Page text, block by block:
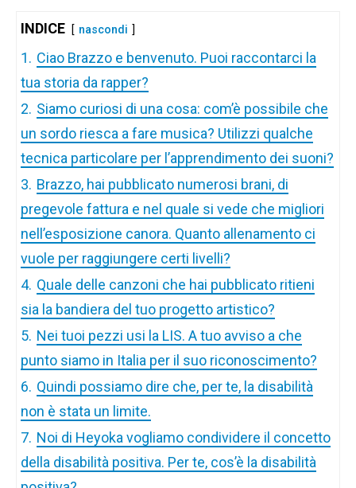
INDICE nascondi
1. Ciao Brazzo e benvenuto. Puoi raccontarci la
tua storia da rapper?
2. Siamo curiosi di una cosa: com’è possibile che
un sordo riesca a fare musica? Utilizzi qualche
tecnica particolare per l’apprendimento dei suoni?
3. Brazzo, hai pubblicato numerosi brani, di
pregevole fattura e nel quale si vede che migliori
nell’esposizione canora. Quanto allenamento ci
vuole per raggiungere certi livelli?
4. Quale delle canzoni che hai pubblicato ritieni
sia la bandiera del tuo progetto artistico?
5. Nei tuoi pezzi usi la LIS. A tuo avviso a che
punto siamo in Italia per il suo riconoscimento?
6. Quindi possiamo dire che, per te, la disabilità
non è stata un limite.
7. Noi di Heyoka vogliamo condividere il concetto
della disabilità positiva. Per te, cos’è la disabilità